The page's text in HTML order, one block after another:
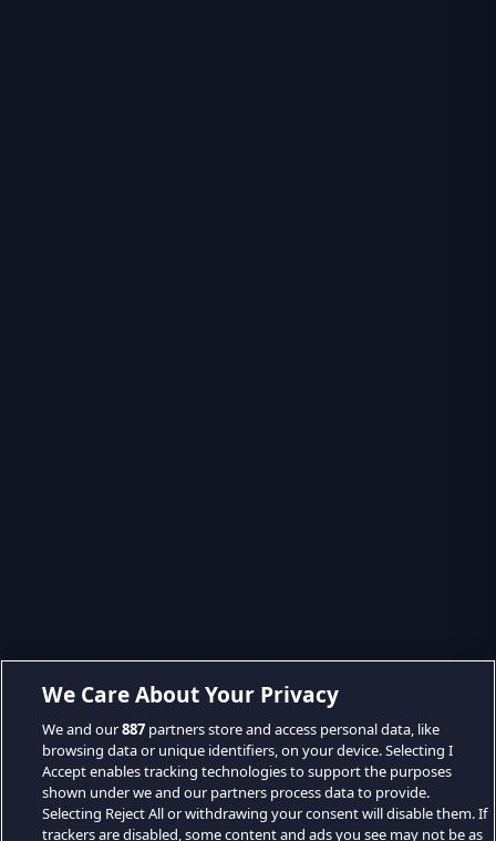
We Care About Your Privacy
We and our887 partners store and access personal data, like
browsing data or unique identifiers, on your device. Selecting I
Accept enables tracking technologies to support the purposes
shown under we and our partners process data to provide.
Selecting Reject All or withdrawing your consent will disable them. If
trackers are disabled, some content and ads you see may not be as